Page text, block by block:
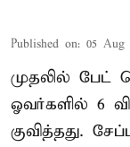
Published on: 05 Aug
முதலில்
ஓவர்களில் 6
குவித்தது.